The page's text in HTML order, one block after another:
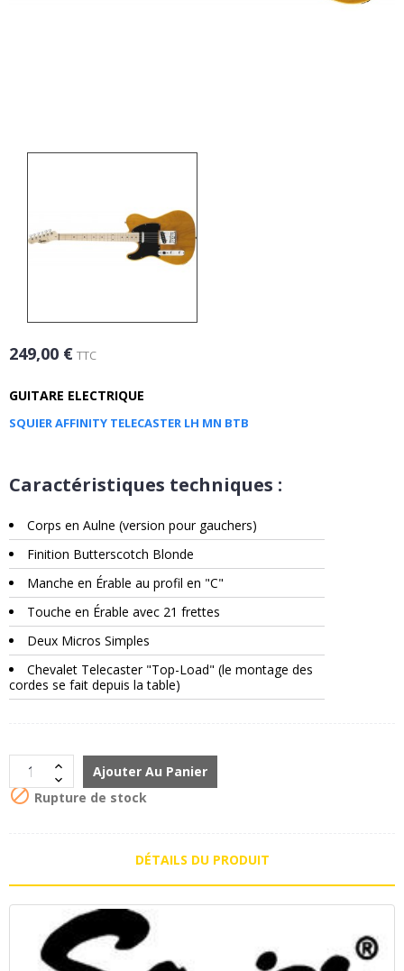
249,00 € TTC
GUITARE ELECTRIQUE
SQUIER AFFINITY TELECASTER LH MN BTB
Caractéristiques techniques :
Corps en Aulne (version pour gauchers)
Finition Butterscotch Blonde
Manche en Érable au profil en "C"
Touche en Érable avec 21 frettes
Deux Micros Simples
Chevalet Telecaster "Top-Load" (le montage des
cordes se fait depuis la table)
Ajouter Au Panier
 Rupture de stock
DÉTAILS DU PRODUIT